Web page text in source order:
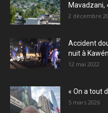
Mavadzani,
2 décembre
Accident
nuit à
12 mai 2022
« On a tout
5 mars 2026